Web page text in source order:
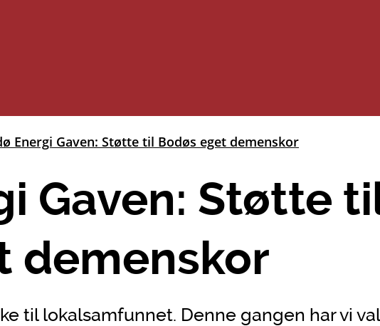
Energi Gaven: Støtte til Bodøs eget demenskor
Gaven: Støtte
demenskor
til lokalsamfunnet. Denne gangen har vi